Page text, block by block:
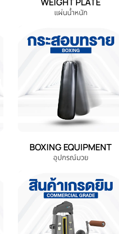
แผ่นน้ำหนัก
BOXING EQUIPMENT
อุปกรณ์มวย